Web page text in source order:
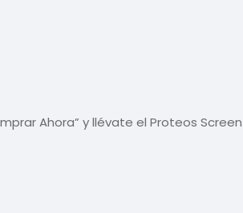
Ahora” y llévate el Proteos